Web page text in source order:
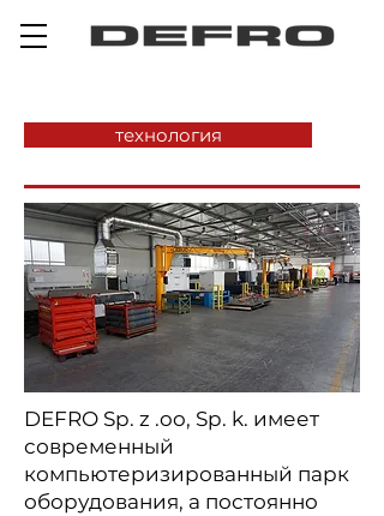
технология
DEFRO Sp. z .oo, Sp. k. имеет
современный
компьютеризированный парк
оборудования, а постоянно